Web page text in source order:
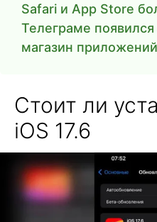
Safari и App Store
Телеграме
магазин приложений
Стоит ли
iOS 17.6